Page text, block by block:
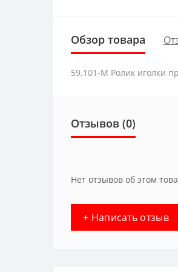
Обзор товара
59.101-М Ролик иголки
Отзывов (0)
Нет отзывов об этом
+ Написать отзыв